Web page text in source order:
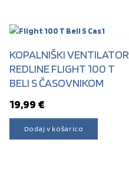
KOPALNIŠKI VENTILATOR
REDLINE FLIGHT 100 T
BELI S ČASOVNIKOM
19,99 €
Dodaj v košarico